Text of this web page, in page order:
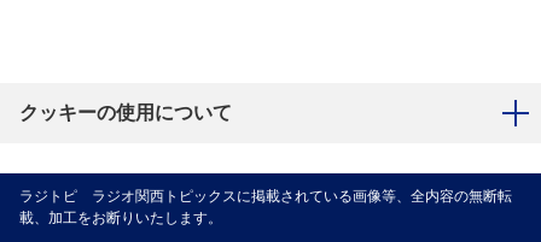
クッキーの使用について
ラジトピ ラジオ関西トピックスに掲載されている画像等、全内容の無断転
載、加工をお断りいたします。